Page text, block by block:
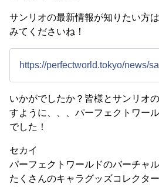
サンリオの最新情報が知りたい方
みてくださいね！
https://perfectworld.tokyo/news/
いかがでしたか？皆様とサンリオ
すように、、、パーフェクトワー
でした！
セカイ
パーフェクトワールドのバーチャ
たくさんのキャラグッズコレクタ